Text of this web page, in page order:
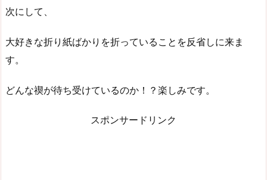
次にして、
大好きな折り紙ばかりを折っていることを反省しに来ま
す。
どんな禊が待ち受けているのか！？楽しみです。
スポンサードリンク